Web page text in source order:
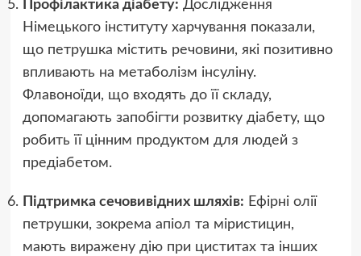
Профілактика діабету: Дослідження
Німецького інституту харчування показали,
що петрушка містить речовини, які позитивно
впливають на метаболізм інсуліну.
Флавоноїди, що входять до її складу,
допомагають запобігти розвитку діабету, що
робить її цінним продуктом для людей з
предіабетом.
Підтримка сечовивідних шляхів: Ефірні олії
петрушки, зокрема апіол та міристицин,
мають виражену дію при циститах та інших